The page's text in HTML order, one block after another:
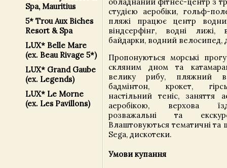
Spa, Mauritius
5* Trou Aux Biches
Resort & Spa
LUX* Belle Mare
(ex. Beau Rivage 5*)
LUX* Grand Gaube
(ex. Legends)
LUX* Le Morne
(ex. Les Pavillons)
студією аеробіки, гольф-
пляжі працює центр
віндсерфінг, водні лижі,
байдарки, водний велосипед,
Пропонуються морські
скляним дном та
велику рибу, пляжний
бадмінтон, крокет,
настільний теніс, заняття
аеробікою, верхова
розважальні та
Влаштовуються тематичні та
Sega, дискотеки.
Умови купання